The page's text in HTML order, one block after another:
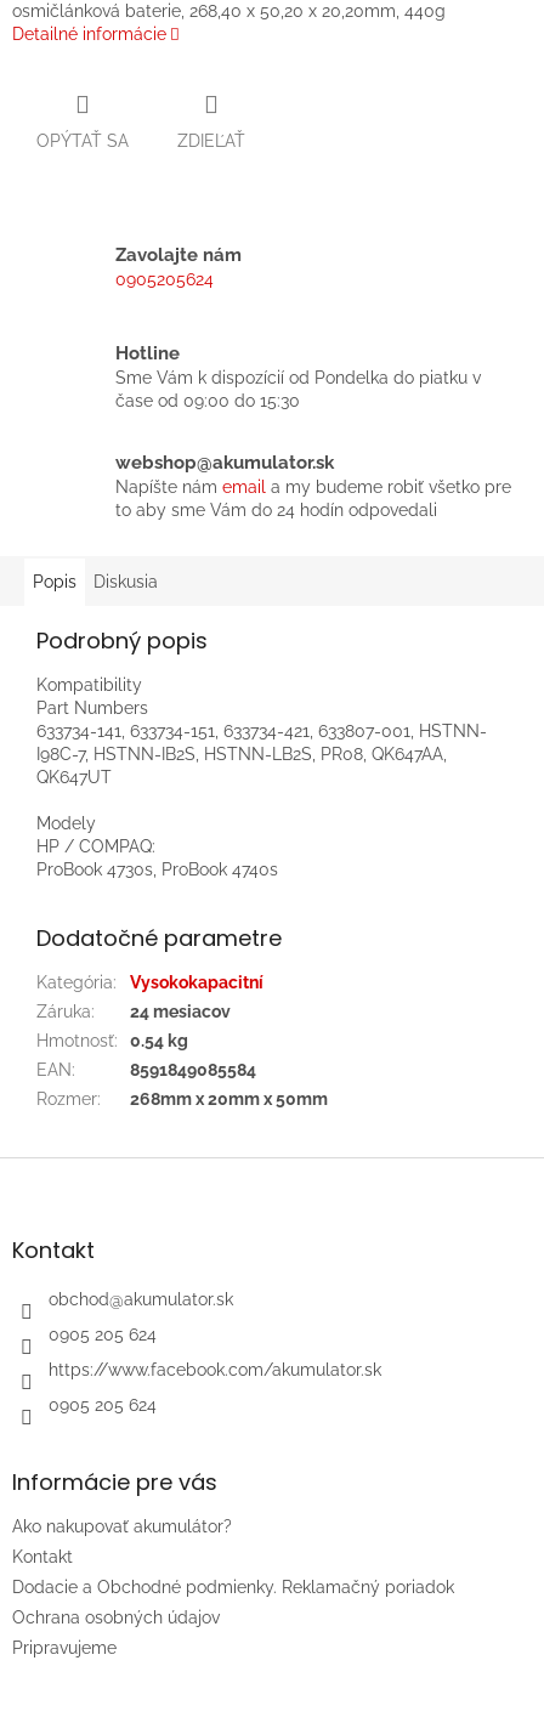
osmičlánková baterie, 268,40 x 50,20 x 20,20mm, 440g
Detailné informácie
OPÝTAŤ SA ZDIEĽAŤ
Zavolajte nám
0905205624
Hotline
Sme Vám k dispozícií od Pondelka do piatku v
čase od 09:00 do 15:30
webshop@akumulator.sk
Napíšte nám email a my budeme robiť všetko pre
to aby sme Vám do 24 hodín odpovedali
Popis Diskusia
Podrobný popis
Kompatibility
Part Numbers
633734-141, 633734-151, 633734-421, 633807-001, HSTNN-
I98C-7, HSTNN-IB2S, HSTNN-LB2S, PR08, QK647AA,
QK647UT
Modely
HP / COMPAQ:
ProBook 4730s, ProBook 4740s
Dodatočné parametre
Kategória:
Vysokokapacitní
Záruka:
24 mesiacov
Hmotnosť:
0.54 kg
EAN:
8591849085584
Rozmer: 268mm x 20mm x 50mm
Z
äKontakt
obchod@akumulator.sk
0905 205 624
https://www.facebook.com/akumulator.sk
0905 205 624
Informácie pre vás
Ako nakupovať akumulátor?
Kontakt
Dodacie a Obchodné podmienky. Reklamačný poriadok
Ochrana osobných údajov
Pripravujeme